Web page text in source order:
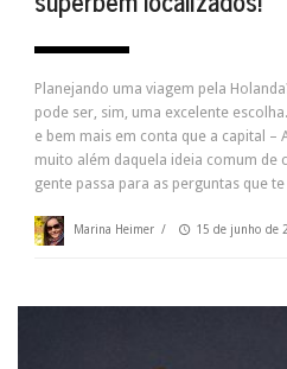
Planejando uma viagem pela
pode ser, sim, uma excelente
e bem mais em conta que a capital –
muito além daquela ideia comum de
gente passa para as perguntas que te
Marina Heimer / 15 de junho de